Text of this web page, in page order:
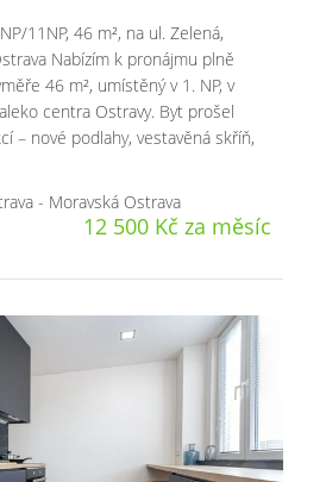
11NP, 46 m², na ul. Zelená,
Nabízím k pronájmu plně
46 m², umístěný v 1. NP, v
centra Ostravy. Byt prošel
– nové podlahy, vestavěná skříň,
- Moravská Ostrava
12 500 Kč za měsíc